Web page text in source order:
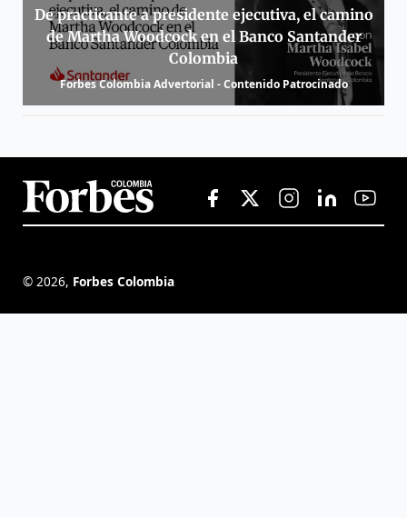
De practicante a presidente ejecutiva, el camino
de Martha Woodcock en el Banco Santander
Colombia
Forbes Colombia Advertorial - Contenido Patrocinado
© 2026, Forbes Colombia